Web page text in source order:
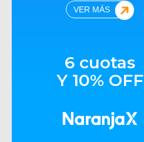
VER MÁS
6 cuotas
Y 10% OFF